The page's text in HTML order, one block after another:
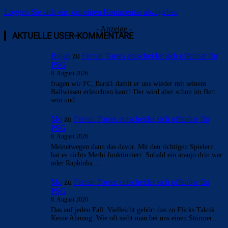
Loggen Sie sich ein, um einen Kommentar abzugeben
- Anzeige -
AKTUELLE USER-KOMMENTARE
Bojan zu Ferran Torres entscheidet sich offenbar für
PSG
9. August 2026
fragen wir FC_Barsi1 damit er uns wieder mit seinem
Ballwissen erleuchten kann! Der wird aber schon im Bett
sein und…
Mo zu Ferran Torres entscheidet sich offenbar für
PSG
8. August 2026
Meinetwegen dann das davor. Mit den richtigen Spielern
hat es nichts Merhi funktioniert. Sobald ein araujo drin war
oder Raphinha…
Mo zu Ferran Torres entscheidet sich offenbar für
PSG
8. August 2026
Das auf jeden Fall. Vielleicht gehört das zu Flicks Taktik.
Keine Ahnung. Wie oft sieht man bei uns einen Stürmer…